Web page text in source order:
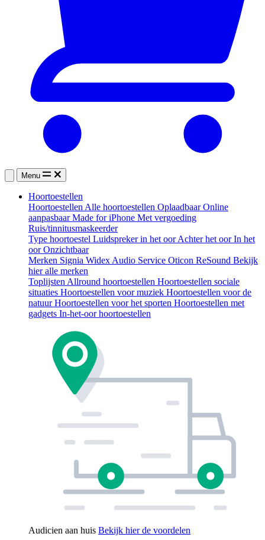
Menu
Hoortoestellen
HoortoestellenAlle hoortoestellen OplaadbaarOnline
aanpasbaarMade for iPhone Met vergoeding
Ruis/tinnitusmaskeerder
Type hoortoestel Luidspreker in het oorAchter het oorIn het
oorOnzichtbaar
Merken Signia WidexAudio Service Oticon ReSound Bekijk
hier alle merken
ToplijstenAllround hoortoestellen Hoortoestellen sociale
situaties Hoortoestellen voor muziek Hoortoestellen voor de
natuurHoortoestellen voor het sporten Hoortoestellen met
gadgets In-het-oor hoortoestellen
Audicien aan huis Bekijk hier de voordelen